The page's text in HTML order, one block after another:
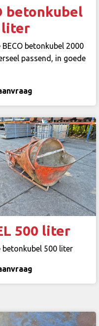
betonkubel
liter
BECO betonkubel 2000
passend, in goede
500 liter
betonkubel 500 liter